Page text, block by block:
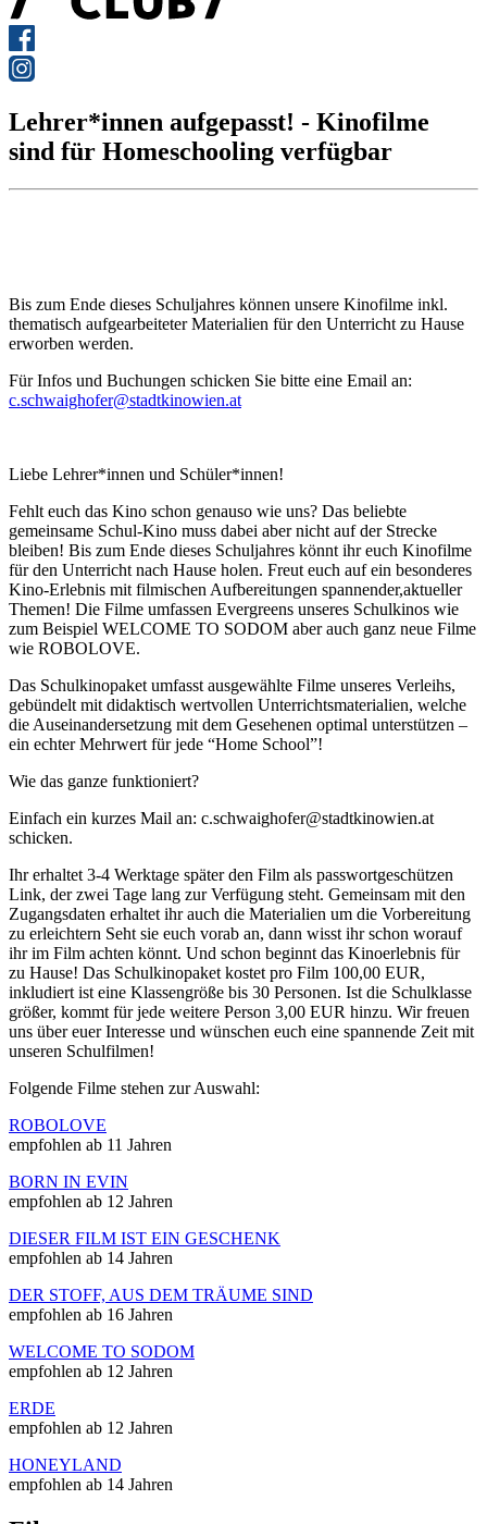
Lehrer*innen aufgepasst! - Kinofilme
sind für Homeschooling verfügbar
Bis zum Ende dieses Schuljahres können unsere Kinofilme inkl.
thematisch aufgearbeiteter Materialien für den Unterricht zu Hause
erworben werden.
Für Infos und Buchungen schicken Sie bitte eine Email an:
c.schwaighofer@stadtkinowien.at
Liebe Lehrer*innen und Schüler*innen!
Fehlt euch das Kino schon genauso wie uns? Das beliebte
gemeinsame Schul-Kino muss dabei aber nicht auf der Strecke
bleiben! Bis zum Ende dieses Schuljahres könnt ihr euch Kinofilme
für den Unterricht nach Hause holen. Freut euch auf ein besonderes
Kino-Erlebnis mit filmischen Aufbereitungen spannender,aktueller
Themen! Die Filme umfassen Evergreens unseres Schulkinos wie
zum Beispiel WELCOME TO SODOM aber auch ganz neue Filme
wie ROBOLOVE.
Das Schulkinopaket umfasst ausgewählte Filme unseres Verleihs,
gebündelt mit didaktisch wertvollen Unterrichtsmaterialien, welche
die Auseinandersetzung mit dem Gesehenen optimal unterstützen –
ein echter Mehrwert für jede “Home School”!
Wie das ganze funktioniert?
Einfach ein kurzes Mail an: c.schwaighofer@stadtkinowien.at
schicken.
Ihr erhaltet 3-4 Werktage später den Film als passwortgeschützen
Link, der zwei Tage lang zur Verfügung steht. Gemeinsam mit den
Zugangsdaten erhaltet ihr auch die Materialien um die Vorbereitung
zu erleichtern Seht sie euch vorab an, dann wisst ihr schon worauf
ihr im Film achten könnt. Und schon beginnt das Kinoerlebnis für
zu Hause! Das Schulkinopaket kostet pro Film 100,00 EUR,
inkludiert ist eine Klassengröße bis 30 Personen. Ist die Schulklasse
größer, kommt für jede weitere Person 3,00 EUR hinzu. Wir freuen
uns über euer Interesse und wünschen euch eine spannende Zeit mit
unseren Schulfilmen!
Folgende Filme stehen zur Auswahl:
ROBOLOVE
empfohlen ab 11 Jahren
BORN IN EVIN
empfohlen ab 12 Jahren
DIESER FILM IST EIN GESCHENK
empfohlen ab 14 Jahren
DER STOFF, AUS DEM TRÄUME SIND
empfohlen ab 16 Jahren
WELCOME TO SODOM
empfohlen ab 12 Jahren
ERDE
empfohlen ab 12 Jahren
HONEYLAND
empfohlen ab 14 Jahren